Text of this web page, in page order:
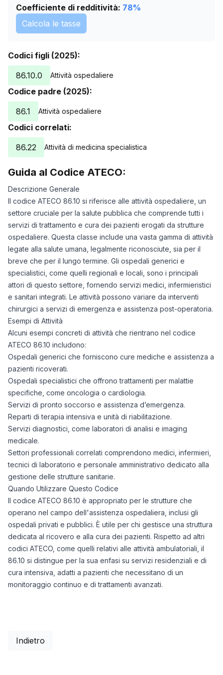
Coefficiente di redditività: 78%
Calcola le tasse
Codici figli (2025):
86.10.0
Attività ospedaliere
Codice padre (2025):
86.1
Attività ospedaliere
Codici correlati:
86.22
Attività di medicina specialistica
Guida al Codice ATECO:
Descrizione Generale
Il codice ATECO 86.10 si riferisce alle attività ospedaliere, un
settore cruciale per la salute pubblica che comprende tutti i
servizi di trattamento e cura dei pazienti erogati da strutture
ospedaliere. Questa classe include una vasta gamma di attività
legate alla salute umana, legalmente riconosciute, sia per il
breve che per il lungo termine. Gli ospedali generici e
specialistici, come quelli regionali e locali, sono i principali
attori di questo settore, fornendo servizi medici, infermieristici
e sanitari integrati. Le attività possono variare da interventi
chirurgici a servizi di emergenza e assistenza post-operatoria.
Esempi di Attività
Alcuni esempi concreti di attività che rientrano nel codice
ATECO 86.10 includono:
Ospedali generici che forniscono cure mediche e assistenza a
pazienti ricoverati.
Ospedali specialistici che offrono trattamenti per malattie
specifiche, come oncologia o cardiologia.
Servizi di pronto soccorso e assistenza d’emergenza.
Reparti di terapia intensiva e unità di riabilitazione.
Servizi diagnostici, come laboratori di analisi e imaging
medicale.
Settori professionali correlati comprendono medici, infermieri,
tecnici di laboratorio e personale amministrativo dedicato alla
gestione delle strutture sanitarie.
Quando Utilizzare Questo Codice
Il codice ATECO 86.10 è appropriato per le strutture che
operano nel campo dell'assistenza ospedaliera, inclusi gli
ospedali privati e pubblici. È utile per chi gestisce una struttura
dedicata al ricovero e alla cura dei pazienti. Rispetto ad altri
codici ATECO, come quelli relativi alle attività ambulatoriali, il
86.10 si distingue per la sua enfasi su servizi residenziali e di
cura intensiva, adatti a pazienti che necessitano di un
monitoraggio continuo e di trattamenti avanzati.
Indietro